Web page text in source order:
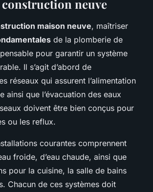
neuve
maison neuve, maîtriser
de la plomberie de
pour garantir un système
Il s’agit d’abord de
réseaux qui assurent l’alimentation
ainsi que l’évacuation des eaux
doivent être bien conçus pour
ou les reflux.
courantes comprennent
froide, d’eau chaude, ainsi que
pour la cuisine, la salle de bains
Chacun de ces systèmes doit